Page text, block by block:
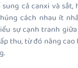
cả canxi và sắt,
cách nhau ít
sự cạnh tranh
thu, từ đó nâng cao